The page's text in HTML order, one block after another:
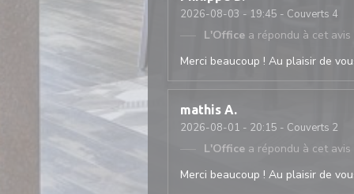
2026-08-03 - 19:45 - Couverts 4
L'Office a répondu à cet avis
Merci beaucoup ! Au plaisir de
mathis A
2026-08-01 - 20:15 - Couverts 2
L'Office a répondu à cet avis
Merci beaucoup ! Au plaisir de